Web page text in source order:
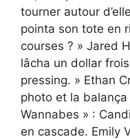
tourner autour
pointa son tote en
courses ? » Jared
lâcha un dollar
pressing. » Ethan
photo et la
Wannabes » :
en cascade. Emily